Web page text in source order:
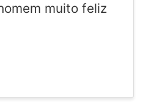
muito feliz